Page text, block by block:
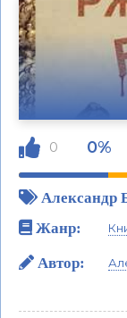
0 0%
Александр
Жанр:
Автор: